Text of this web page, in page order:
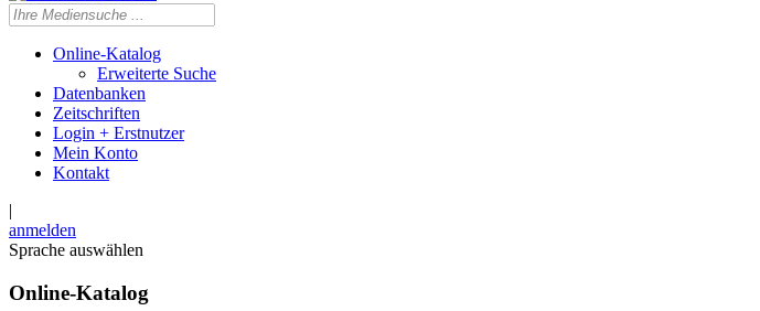
Online-Katalog
Erweiterte Suche
Datenbanken
Zeitschriften
Login + Erstnutzer
Mein Konto
Kontakt
|
anmelden
Sprache auswählen
Online-Katalog